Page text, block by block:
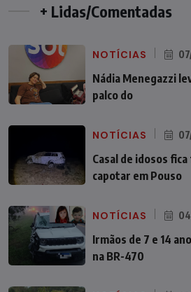
+ Lidas/Comentadas
NOTÍCIAS
Nádia Menegazzi
palco do
NOTÍCIAS
Casal de idosos
capotar em Pouso
NOTÍCIAS
Irmãos de 7 e 14
na BR-470